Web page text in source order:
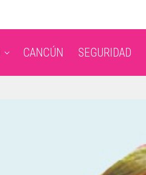
CANCÚN SEGURIDAD